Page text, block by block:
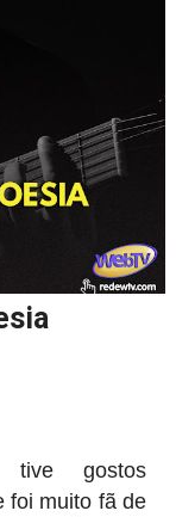
gostos
foi muito fã de